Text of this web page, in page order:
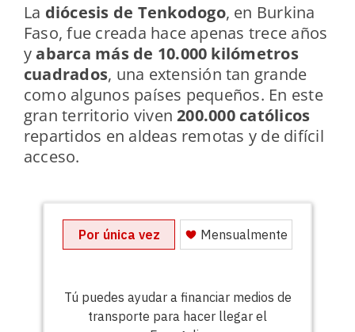
La diócesis de Tenkodogo, en Burkina
Faso, fue creada hace apenas trece años
yabarca más de 10.000 kilómetros
cuadrados, una extensión tan grande
como algunos países pequeños. En este
gran territorio viven 200.000 católicos
repartidos en aldeas remotas y de difícil
acceso.